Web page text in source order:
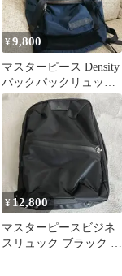
¥9,800
マスターピース Density
バックパックリュック
Apple Store限定
¥ 12,800
マスターピースビジネ
スリュック ブラック 使